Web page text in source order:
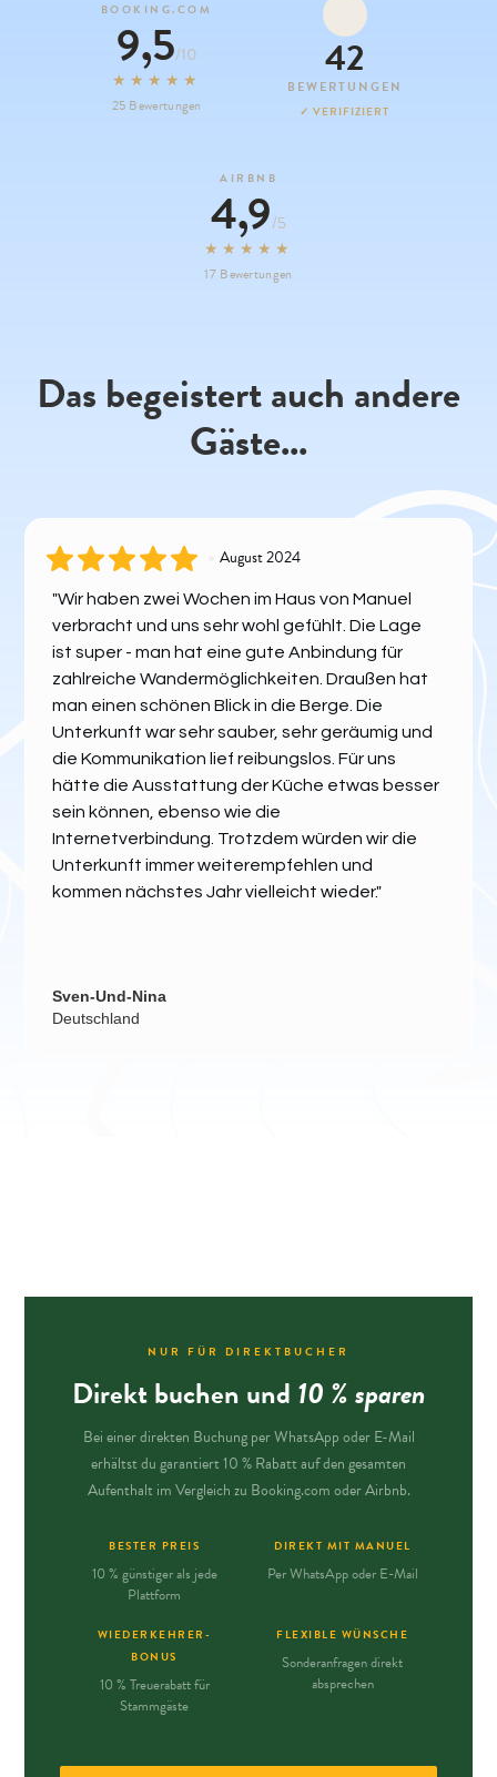
BOOKING.COM
9,5/10
★★★★★
25 Bewertungen
42
BEWERTUNGEN
✓ VERIFIZIERT
AIRBNB
4,9/5
★★★★★
17 Bewertungen
Das begeistert auch andere
Gäste...
August 2024
"Wir haben zwei Wochen im Haus von Manuel
verbracht und uns sehr wohl gefühlt. Die Lage
ist super - man hat eine gute Anbindung für
zahlreiche Wandermöglichkeiten. Draußen hat
man einen schönen Blick in die Berge. Die
Unterkunft war sehr sauber, sehr geräumig und
die Kommunikation lief reibungslos. Für uns
hätte die Ausstattung der Küche etwas besser
sein können, ebenso wie die
Internetverbindung. Trotzdem würden wir die
Unterkunft immer weiterempfehlen und
kommen nächstes Jahr vielleicht wieder."
Sven-Und-Nina
Deutschland
NUR FÜR DIREKTBUCHER
Direkt buchen und 10 % sparen
Bei einer direkten Buchung per WhatsApp oder E-Mail
erhältst du garantiert 10 % Rabatt auf den gesamten
Aufenthalt im Vergleich zu Booking.com oder Airbnb.
BESTER PREIS
10 % günstiger als jede
Plattform
DIREKT MIT MANUEL
Per WhatsApp oder E-Mail
WIEDERKEHRER-
BONUS
10 % Treuerabatt für
Stammgäste
FLEXIBLE WÜNSCHE
Sonderanfragen direkt
absprechen